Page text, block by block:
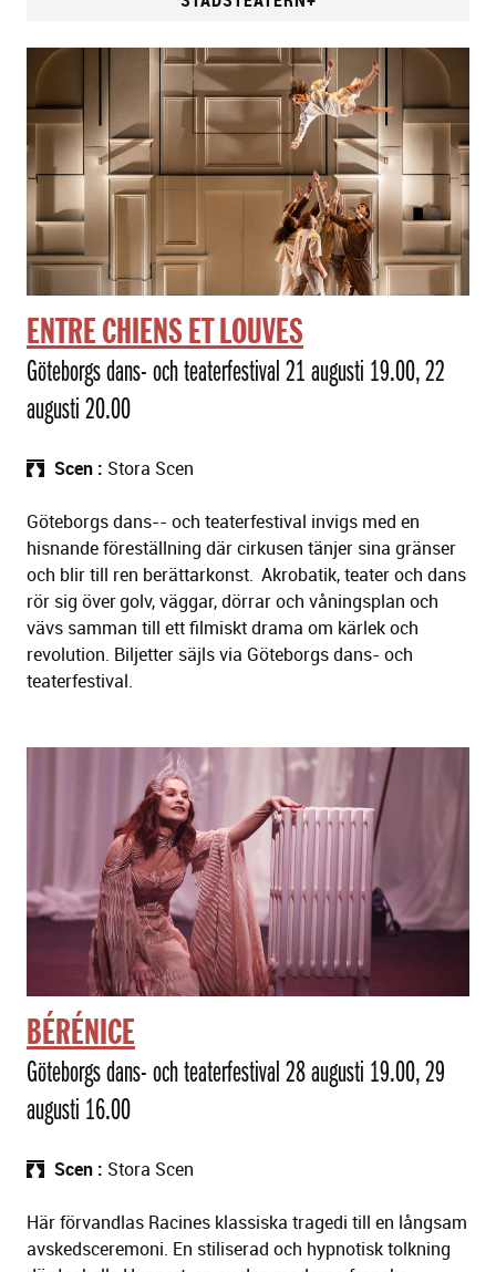
ENTRE CHIENS ET LOUVES
Göteborgs dans- och teaterfestival 21 augusti 19.00, 22
augusti 20.00
Scen Stora Scen
Göteborgs dans-- och teaterfestival invigs med en
hisnande föreställning där cirkusen tänjer sina gränser
och blir till ren berättarkonst. Akrobatik, teater och dans
rör sig över golv, väggar, dörrar och våningsplan och
vävs samman till ett filmiskt drama om kärlek och
revolution. Biljetter säjls via Göteborgs dans- och
teaterfestival.
BÉRÉNICE
Göteborgs dans- och teaterfestival 28 augusti 19.00, 29
augusti 16.00
Scen Stora Scen
Här förvandlas Racines klassiska tragedi till en långsam
avskedsceremoni. En stiliserad och hypnotisk tolkning